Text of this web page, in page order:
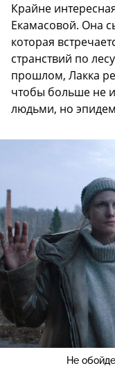
Крайне
Екамасовой. Она
которая
странствий по
прошлом, Лакка
чтобы больше не
людьми, но
Не